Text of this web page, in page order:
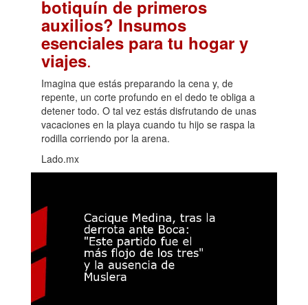
botiquín de primeros
auxilios? Insumos
esenciales para tu hogar y
viajes.
Imagina que estás preparando la cena y, de
repente, un corte profundo en el dedo te obliga a
detener todo. O tal vez estás disfrutando de unas
vacaciones en la playa cuando tu hijo se raspa la
rodilla corriendo por la arena.
Lado.mx